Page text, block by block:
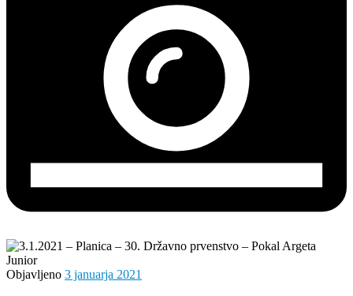
Objavljeno 3 januarja 2021